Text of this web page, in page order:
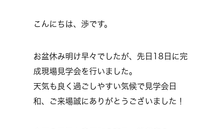
こんにちは、渉です。
お盆休み明け早々でしたが、先日18日に完
成現場見学会を行いました。
天気も良く過ごしやすい気候で見学会日
和、ご来場誠にありがとうございました！